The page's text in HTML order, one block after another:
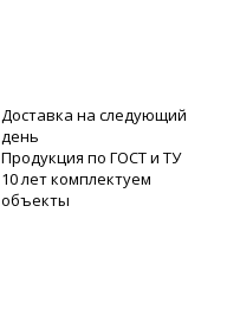
Доставка на следующий
день
Продукция по ГОСТ и ТУ
10 лет комплектуем
объекты